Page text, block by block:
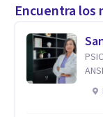
Encuentra los